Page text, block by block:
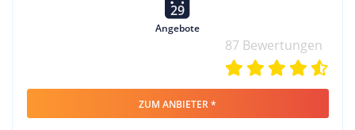
29
Angebote
87 Bewertungen
ZUM ANBIETER *